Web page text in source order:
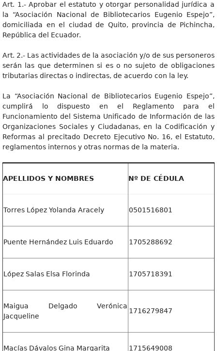
Art. 1.- Aprobar el estatuto y otorgar personalidad jurídica a
la “Asociación Nacional de Bibliotecarios Eugenio Espejo”,
domiciliada en el ciudad de Quito, provincia de Pichincha,
República del Ecuador.
Art. 2.- Las actividades de la asociación y/o de sus personeros
serán las que determinen si es o no sujeto de obligaciones
tributarias directas o indirectas, de acuerdo con la ley.
La “Asociación Nacional de Bibliotecarios Eugenio Espejo”,
cumplirá lo dispuesto en el Reglamento para el
Funcionamiento del Sistema Unificado de Información de las
Organizaciones Sociales y Ciudadanas, en la Codificación y
Reformas al precitado Decreto Ejecutivo No. 16, el Estatuto,
reglamentos internos y otras normas de la materia.
APELLIDOS Y NOMBRES Nº DE CÉDULA
Torres López Yolanda Aracely 0501516801
Puente Hernández Luis Eduardo 1705288692
López Salas Elsa Florinda 1705718391
Maigua Delgado Verónica
Jacqueline
1716279847
Macías Dávalos Gina Margarita 1715649008